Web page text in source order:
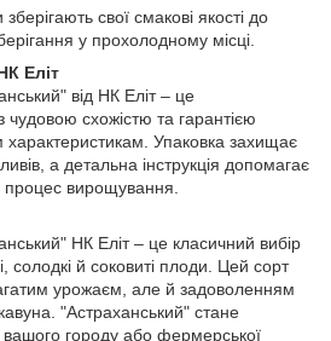
свої смакові якості до
у прохолодному місці.
Еліт
від НК Еліт – це
чудовою схожістю та гарантією
характеристикам. Упаковка захищає
а детальна інструкція допомагає
процес вирощування.
НК Еліт – це класичний вибір
солодкі й соковиті плоди. Цей сорт
урожаєм, але й задоволенням
"Астраханський" стане
городу або фермерської